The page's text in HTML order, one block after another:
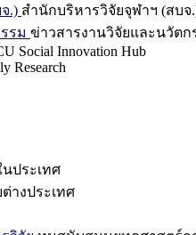
.) สำนักบริหารวิจัยจุฬาฯ (สบจ
รม ข่าวสารงานวิจัยและนวัตก
Social Innovation Hub
Research
ประเทศ
างประเทศ